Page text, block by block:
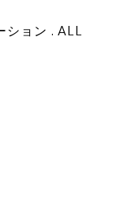
ョン . ALL